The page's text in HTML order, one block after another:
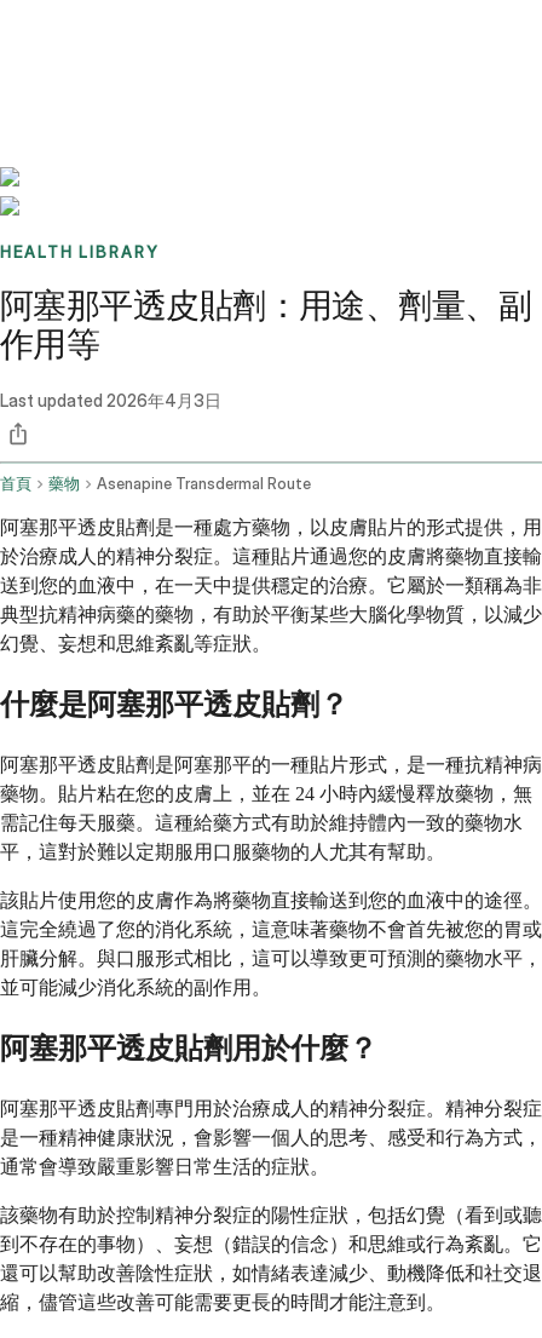
HEALTH LIBRARY
阿塞那平透皮貼劑：用途、劑量、副
作用等
Last updated 2026年4月3日
首頁 藥物 Asenapine Transdermal Route
阿塞那平透皮貼劑是一種處方藥物，以皮膚貼片的形式提供，用
於治療成人的精神分裂症。這種貼片通過您的皮膚將藥物直接輸
送到您的血液中，在一天中提供穩定的治療。它屬於一類稱為非
典型抗精神病藥的藥物，有助於平衡某些大腦化學物質，以減少
幻覺、妄想和思維紊亂等症狀。
什麼是阿塞那平透皮貼劑？
阿塞那平透皮貼劑是阿塞那平的一種貼片形式，是一種抗精神病
藥物。貼片粘在您的皮膚上，並在 24 小時內緩慢釋放藥物，無
需記住每天服藥。這種給藥方式有助於維持體內一致的藥物水
平，這對於難以定期服用口服藥物的人尤其有幫助。
該貼片使用您的皮膚作為將藥物直接輸送到您的血液中的途徑。
這完全繞過了您的消化系統，這意味著藥物不會首先被您的胃或
肝臟分解。與口服形式相比，這可以導致更可預測的藥物水平，
並可能減少消化系統的副作用。
阿塞那平透皮貼劑用於什麼？
阿塞那平透皮貼劑專門用於治療成人的精神分裂症。精神分裂症
是一種精神健康狀況，會影響一個人的思考、感受和行為方式，
通常會導致嚴重影響日常生活的症狀。
該藥物有助於控制精神分裂症的陽性症狀，包括幻覺（看到或聽
到不存在的事物）、妄想（錯誤的信念）和思維或行為紊亂。它
還可以幫助改善陰性症狀，如情緒表達減少、動機降低和社交退
縮，儘管這些改善可能需要更長的時間才能注意到。